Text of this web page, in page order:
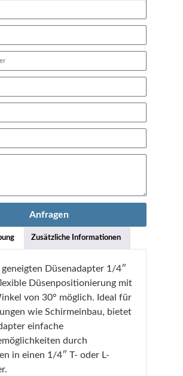
Zusätzliche Informationen
Düsenadapter 1/4″
Düsenpositionierung mit
von 30° möglich. Ideal für
wie Schirmeinbau, bietet
einfache
durch
in einen 1/4″ T- oder L-
Anfragen